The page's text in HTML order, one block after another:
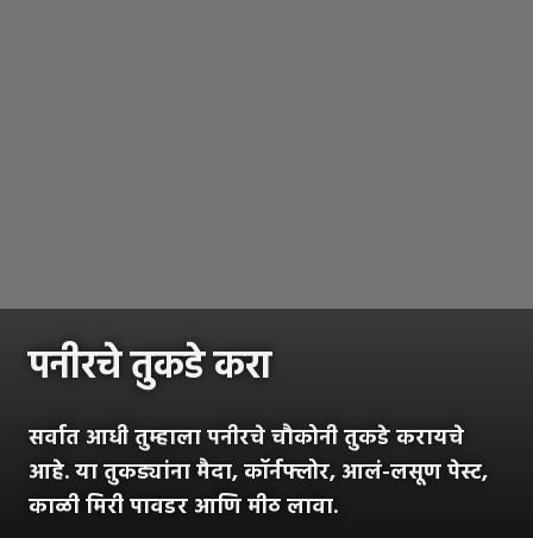
पनीरचे तुकडे करा
सर्वात आधी तुम्हाला पनीरचे चौकोनी तुकडे करायचे
आहे. या तुकड्यांना मैदा, कॉर्नफ्लोर, आलं-लसूण पेस्ट,
काळी मिरी पावडर आणि मीठ लावा.